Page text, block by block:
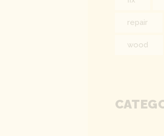
repair
wood